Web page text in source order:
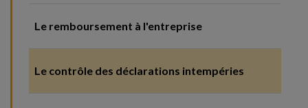
Le remboursement à l'entreprise
Le contrôle des déclarations intempéries